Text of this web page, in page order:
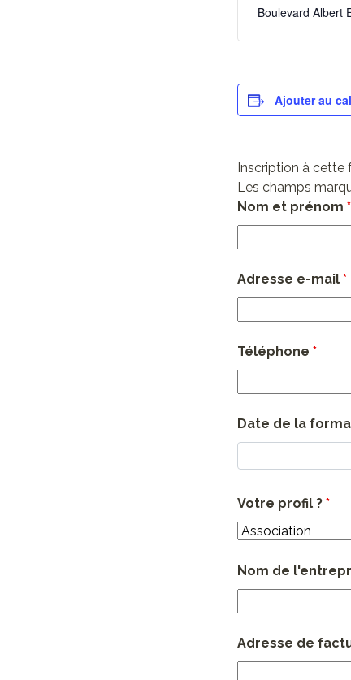
Boulevard Albert
Ajouter au
Inscription à cette
Les champs
Nom et prénom *
Adresse e-mail *
Téléphone *
Date de la
Votre profil ? *
Nom de
Adresse de